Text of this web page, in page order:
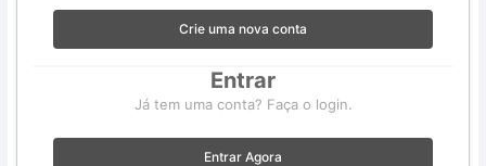
Crie uma nova conta
Entrar
Já tem uma conta? Faça o login.
Entrar Agora